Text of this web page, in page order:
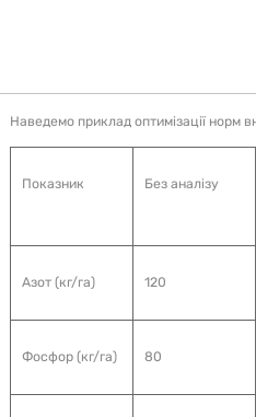
Наведемо приклад оптимізації норм
Показник Без аналізу
Азот (кг/га) 120
Фосфор (кг/га) 80